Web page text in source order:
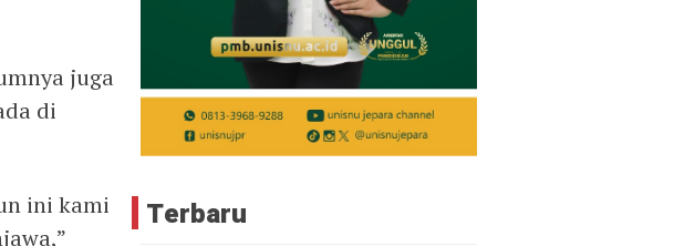
juga
di
ini kami
Terbaru